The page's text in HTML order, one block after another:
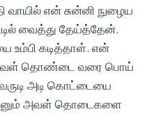
வாயில் என் சுன்னி நுழைய
வைத்து தேய்த்தேன்.
உம்பி கடித்தாள். என்
அவள் தொண்டை வரை பொய்
அடி கொட்டையை
அவள் தொடைகளை